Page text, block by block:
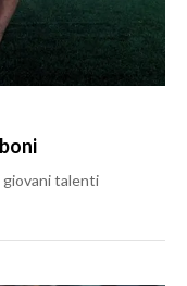
giovani talenti